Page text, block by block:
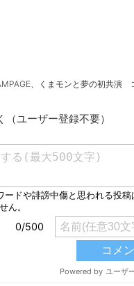
、くまモンと夢の初共演
（ユーザー登録不要）